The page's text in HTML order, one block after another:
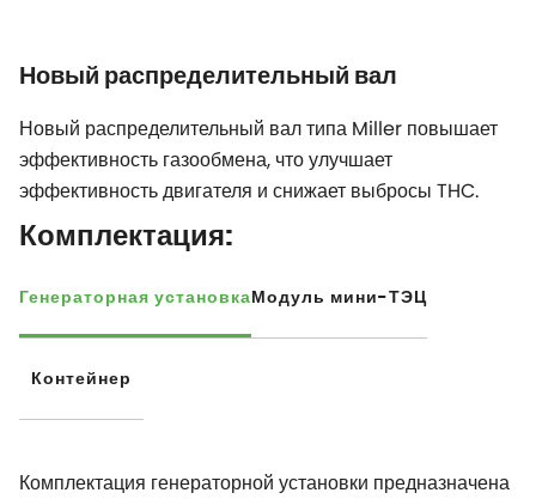
Новый распределительный вал
Новый распределительный вал типа Miller повышает
эффективность газообмена, что улучшает
эффективность двигателя и снижает выбросы THC.
Комплектация:
Генераторная установка Модуль мини-ТЭЦ
Контейнер
Комплектация генераторной установки предназначена